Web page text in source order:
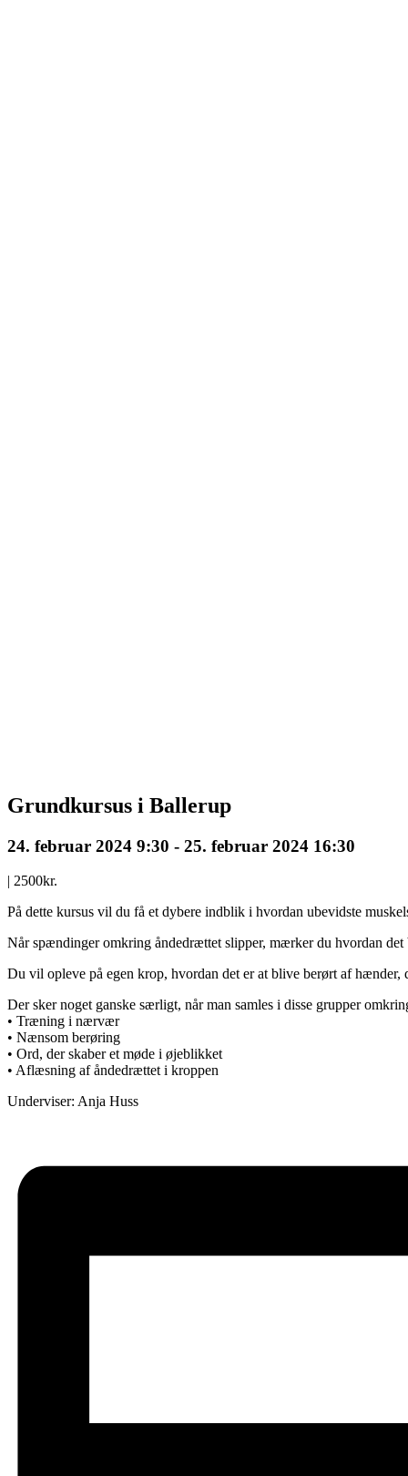
Grundkursus i Ballerup
24. februar 2024 9:30 - 25. februar 2024 16:30
| 2500kr.
På dette kursus vil du få et dybere indblik i hvordan ubevidste
Når spændinger omkring åndedrættet slipper, mærker du hvordan
Du vil opleve på egen krop, hvordan det er at blive berørt af
Der sker noget ganske særligt, når man samles i disse grupper
• Træning i nærvær
• Nænsom berøring
• Ord, der skaber et møde i øjeblikket
• Aflæsning af åndedrættet i kroppen
Underviser: Anja Huss